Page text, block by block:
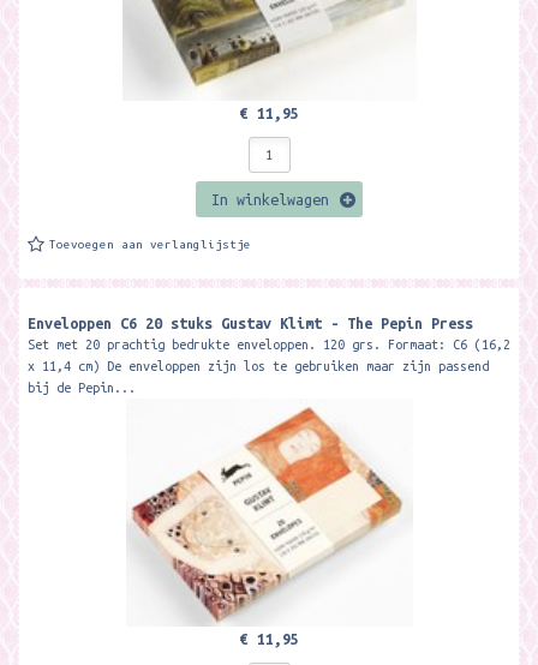
€ 11,95
In winkelwagen
Toevoegen aan verlanglijstje
Enveloppen C6 20 stuks Gustav Klimt - The Pepin Press
Set met 20 prachtig bedrukte enveloppen. 120 grs. Formaat: C6 (16,2
x 11,4 cm) De enveloppen zijn los te gebruiken maar zijn passend
bij de Pepin...
€ 11,95